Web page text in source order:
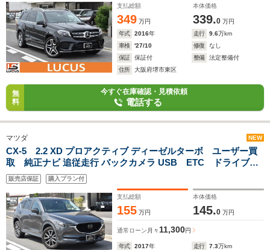
支払総額
349 万円
本体価格
339.0 万円
年式
2016年 走行 9.6万km
車検
'27/10 修復
なし
保証
保証付 整備
法定整備付
住所
大阪府堺市東区
無
料
今すぐ在庫確認・見積依頼
電話する
マツダ NEW
CX-5 2.2 XD プロアクティブ ディーゼルターボ ユーザー買
取 純正ナビ 追従走行 バックカメラ USB ETC ドライブレ
コーダー クリアランスソナー アイドリングストップ ブ
レーキホールド レーンキープアシスト 衝突軽減ブレーキ
販売店保証 購入プラン付
支払総額
155 万円
本体価格
145.0 万円
通常ローン 月々 11,300円
年式 2017年 走行 7.3万km